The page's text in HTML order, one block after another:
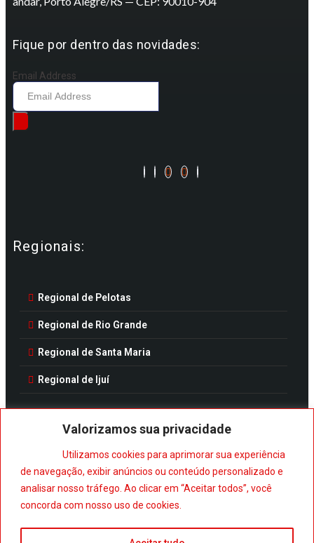
Valorizamos sua privacidade
Utilizamos cookies para aprimorar sua experiência
de navegação, exibir anúncios ou conteúdo personalizado e
analisar nosso tráfego. Ao clicar em “Aceitar todos”, você
concorda com nosso uso de cookies.
Fique por dentro das novidades:
Email Address
Regionais:
Regional de Pelotas
Regional de Rio Grande
Regional de Santa Maria
Regional de Ijuí
Baixe nosso aplicativo: